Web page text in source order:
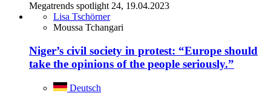
Megatrends spotlight 24, 19.04.2023
Lisa Tschörner
Moussa Tchangari
Niger’s civil society in protest: “Europe should
take the opinions of the people seriously.”
Deutsch